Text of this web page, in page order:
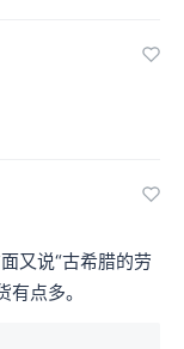
又说“古希腊的劳
点多。